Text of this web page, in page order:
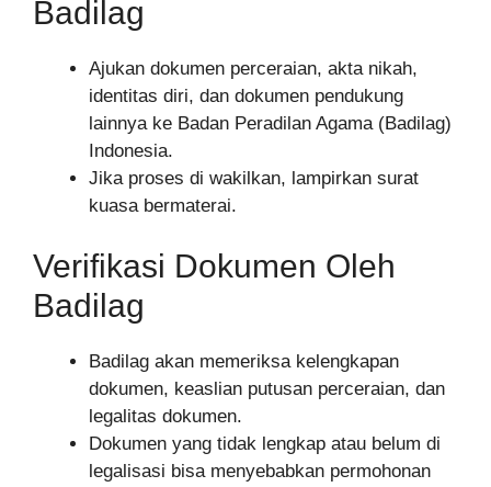
Badilag
Ajukan dokumen perceraian, akta nikah,
identitas diri, dan dokumen pendukung
lainnya ke Badan Peradilan Agama (Badilag)
Indonesia.
Jika proses di wakilkan, lampirkan surat
kuasa bermaterai.
Verifikasi Dokumen Oleh
Badilag
Badilag akan memeriksa kelengkapan
dokumen, keaslian putusan perceraian, dan
legalitas dokumen.
Dokumen yang tidak lengkap atau belum di
legalisasi bisa menyebabkan permohonan